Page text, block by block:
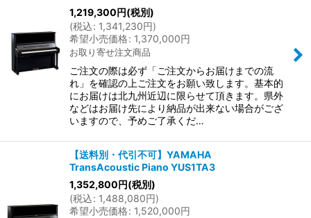
1,219,300 円(税別)
(税込: 1,341,230円)
希望小売価格: 1,370,000円
お取り寄せ注文商品
ご注文の際は必ず「ご注文からお届けまでの流
れ」を確認の上ご注文をお願い致します。基本的
にお届けは北九州近辺に限らせて頂きます。県外
などはお届け先により納品が出来ない場合がござ
いますので、予めご了承くだ…
【送料別・代引不可】YAMAHA
TransAcoustic Piano YUS1TA3
1,352,800 円(税別)
(税込: 1,488,080円)
希望小売価格: 1,520,000円